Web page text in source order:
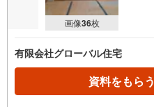
画像36枚
有限会社グローバル住宅
資料をもらう